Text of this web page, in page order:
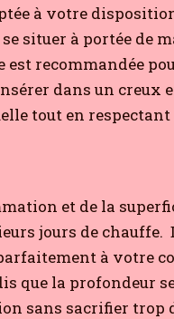
à votre
situer à portée de
recommandée
dans un
tout en
et de la
jours de chauffe.
à votre
que la profondeur
sans sacrifier trop